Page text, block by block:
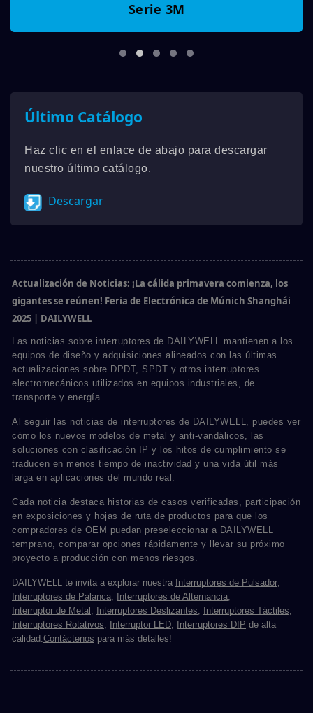
Serie 3M
Último Catálogo
Haz clic en el enlace de abajo para descargar
nuestro último catálogo.
Descargar
Actualización de Noticias: ¡La cálida primavera comienza, los
gigantes se reúnen! Feria de Electrónica de Múnich Shanghái
2025 | DAILYWELL
Las noticias sobre interruptores de DAILYWELL mantienen a los
equipos de diseño y adquisiciones alineados con las últimas
actualizaciones sobre DPDT, SPDT y otros interruptores
electromecánicos utilizados en equipos industriales, de
transporte y energía.
Al seguir las noticias de interruptores de DAILYWELL, puedes ver
cómo los nuevos modelos de metal y anti-vandálicos, las
soluciones con clasificación IP y los hitos de cumplimiento se
traducen en menos tiempo de inactividad y una vida útil más
larga en aplicaciones del mundo real.
Cada noticia destaca historias de casos verificadas, participación
en exposiciones y hojas de ruta de productos para que los
compradores de OEM puedan preseleccionar a DAILYWELL
temprano, comparar opciones rápidamente y llevar su próximo
proyecto a producción con menos riesgos.
DAILYWELL te invita a explorar nuestra Interruptores de Pulsador
Interruptores de Palanca Interruptores de Alternancia
Interruptor de Metal
Interruptores Deslizantes Interruptores Táctiles
Interruptores Rotativos
Interruptor LED Interruptores DIP de alta
calidad. Contáctenos para más detalles!